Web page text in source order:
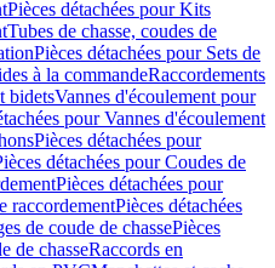
Pièces détachées pour Kits
Tubes de chasse, coudes de
Pièces détachées pour Sets de
à la commandeRaccordements
bidetsVannes d'écoulement pour
pour Vannes d'écoulement
Pièces détachées pour
détachées pour Coudes de
Pièces détachées pour
raccordementPièces détachées
de coude de chassePièces
de chasseRaccords en